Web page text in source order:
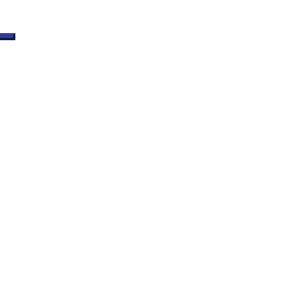
Поиск